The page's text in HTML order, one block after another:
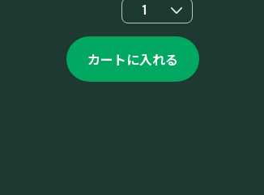
1
カートに入れる